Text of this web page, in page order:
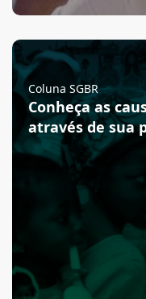
Coluna SGBR
Conheça as
através de sua